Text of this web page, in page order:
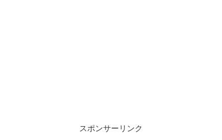
スポンサーリンク